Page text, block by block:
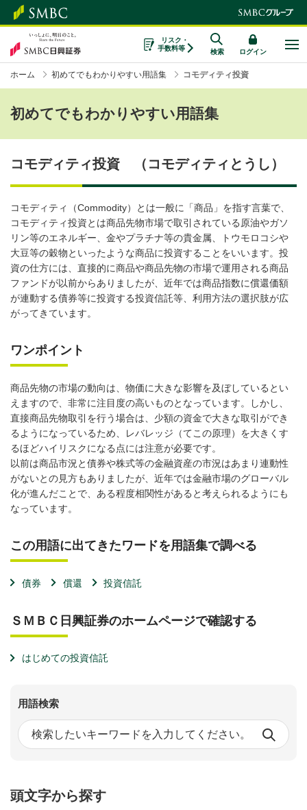
リスク・
手数料等
検索 ログイン
ホーム 初めてでもわかりやすい用語集 コモディティ投資
初めてでもわかりやすい用語集
コモディティ投資 （コモディティとうし）
コモディティ（Commodity）とは一般に「商品」を指す言葉で、
コモディティ投資とは商品先物市場で取引されている原油やガソ
リン等のエネルギー、金やプラチナ等の貴金属、トウモロコシや
大豆等の穀物といったような商品に投資することをいいます。投
資の仕方には、直接的に商品や商品先物の市場で運用される商品
ファンドが以前からありましたが、近年では商品指数に償還価額
が連動する債券等に投資する投資信託等、利用方法の選択肢が広
がってきています。
ワンポイント
商品先物の市場の動向は、物価に大きな影響を及ぼしているとい
えますので、非常に注目度の高いものとなっています。しかし、
直接商品先物取引を行う場合は、少額の資金で大きな取引ができ
るようになっているため、レバレッジ（てこの原理）を大きくす
るほどハイリスクになる点には注意が必要です。
以前は商品市況と債券や株式等の金融資産の市況はあまり連動性
がないとの見方もありましたが、近年では金融市場のグローバル
化が進んだことで、ある程度相関性があると考えられるようにも
なっています。
この用語に出てきたワードを用語集で調べる
債券 償還 投資信託
ＳＭＢＣ日興証券のホームページで確認する
はじめての投資信託
用語検索
頭文字から探す